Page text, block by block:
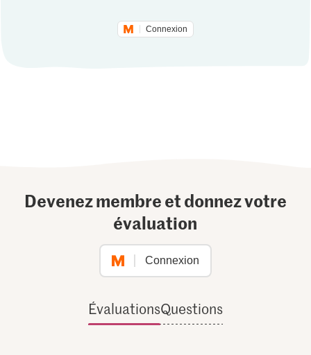
Connexion
Devenez membre et donnez votre
évaluation
Connexion
ÉvaluationsQuestions